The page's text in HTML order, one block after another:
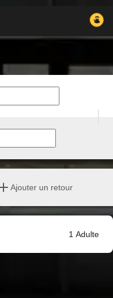
Ajouter un retour
1 Adulte